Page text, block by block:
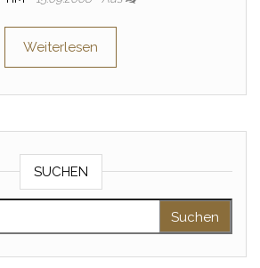
Weiterlesen
SUCHEN